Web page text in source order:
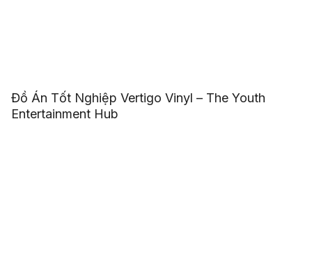
Đồ Án Tốt Nghiệp Vertigo Vinyl – The Youth
Entertainment Hub